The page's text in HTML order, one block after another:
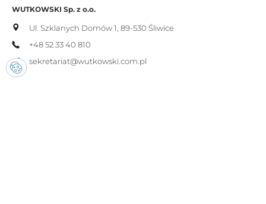
WUTKOWSKI Sp. z o.o.
Ul. Szklanych Domów 1, 89-530 Śliwice
+48 52 33 40 810
sekretariat@wutkowski.com.pl